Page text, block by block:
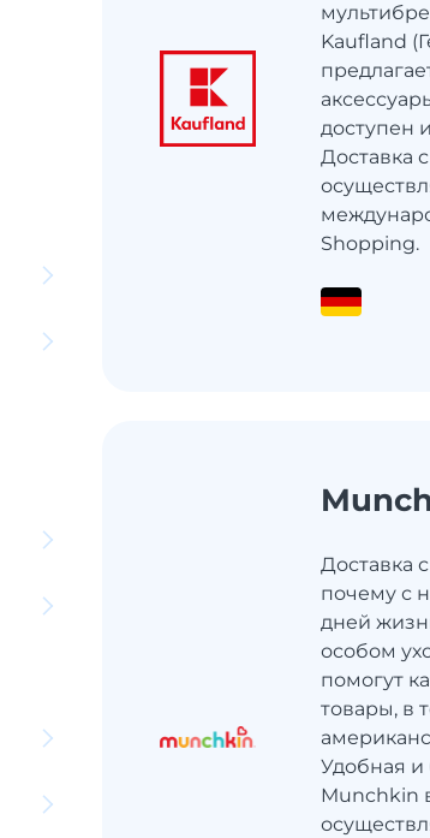
Kaufland
доступен
Доставка
Shopping.
Доставка
почему с
дней
особом
помогут
товары, в
Удобная и
Munchkin